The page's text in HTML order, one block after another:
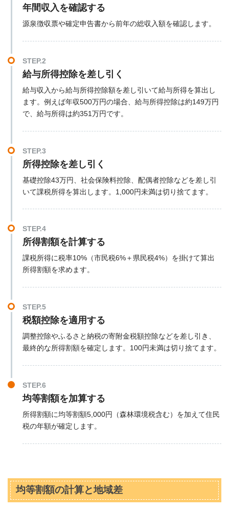
年間収入を確認する
源泉徴収票や確定申告書から前年の総収入額を確認します。
STEP.2
給与所得控除を差し引く
給与収入から給与所得控除額を差し引いて給与所得を算出し
ます。例えば年収500万円の場合、給与所得控除は約149万円
で、給与所得は約351万円です。
STEP.3
所得控除を差し引く
基礎控除43万円、社会保険料控除、配偶者控除などを差し引
いて課税所得を算出します。1,000円未満は切り捨てます。
STEP.4
所得割額を計算する
課税所得に税率10%（市民税6%＋県民税4%）を掛けて算出
所得割額を求めます。
STEP.5
税額控除を適用する
調整控除やふるさと納税の寄附金税額控除などを差し引き、
最終的な所得割額を確定します。100円未満は切り捨てます。
STEP.6
均等割額を加算する
所得割額に均等割額5,000円（森林環境税含む）を加えて住民
税の年額が確定します。
均等割額の計算と地域差